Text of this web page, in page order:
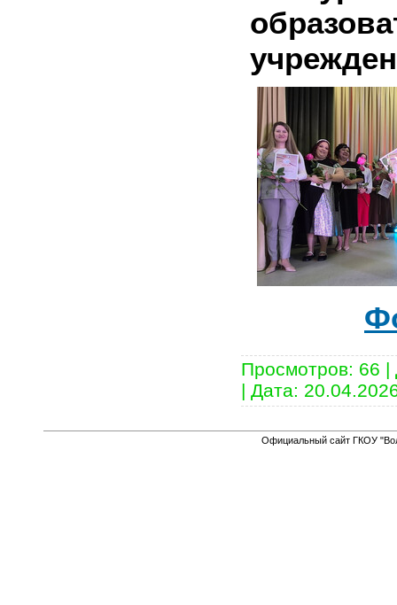
Просмотров: 66 |
| Дата:
Официальный сайт ГКОУ